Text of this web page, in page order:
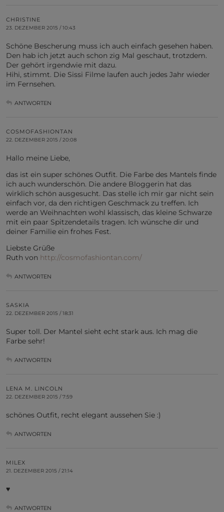
CHRISTINE
23. DEZEMBER 2015 / 10:43
Schöne Bescherung muss ich auch einfach gesehen haben.
Den hab ich jetzt auch schon zig Mal geschaut, trotzdem.
Der gehört irgendwie mit dazu.
Hihi, stimmt. Die Sissi Filme laufen auch jedes Jahr wieder
im Fernsehen.
ANTWORTEN
COSMOFASHIONTAN
22. DEZEMBER 2015 / 20:08
Hallo meine Liebe,
das ist ein super schönes Outfit. Die Farbe des Mantels finde
ich auch wunderschön. Die andere Bloggerin hat das
wirklich schön ausgesucht. Das stelle ich mir gar nicht sein
einfach vor, da den richtigen Geschmack zu treffen. Ich
werde an Weihnachten wohl klassisch, das kleine Schwarze
mit ein paar Spitzendetails tragen. Ich wünsche dir und
deiner Familie ein frohes Fest.
Liebste Grüße
Ruth von http://cosmofashiontan.com/
ANTWORTEN
SASKIA
22. DEZEMBER 2015 / 18:31
Super toll. Der Mantel sieht echt stark aus. Ich mag die
Farbe sehr!
ANTWORTEN
LENA M. LINCOLN
22. DEZEMBER 2015 / 7:59
schönes Outfit, recht elegant aussehen Sie :)
ANTWORTEN
MILEX
21. DEZEMBER 2015 / 21:14
♥
ANTWORTEN